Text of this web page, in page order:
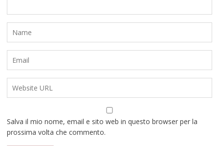
Salva il mio nome, email e sito web in questo browser per la
prossima volta che commento.